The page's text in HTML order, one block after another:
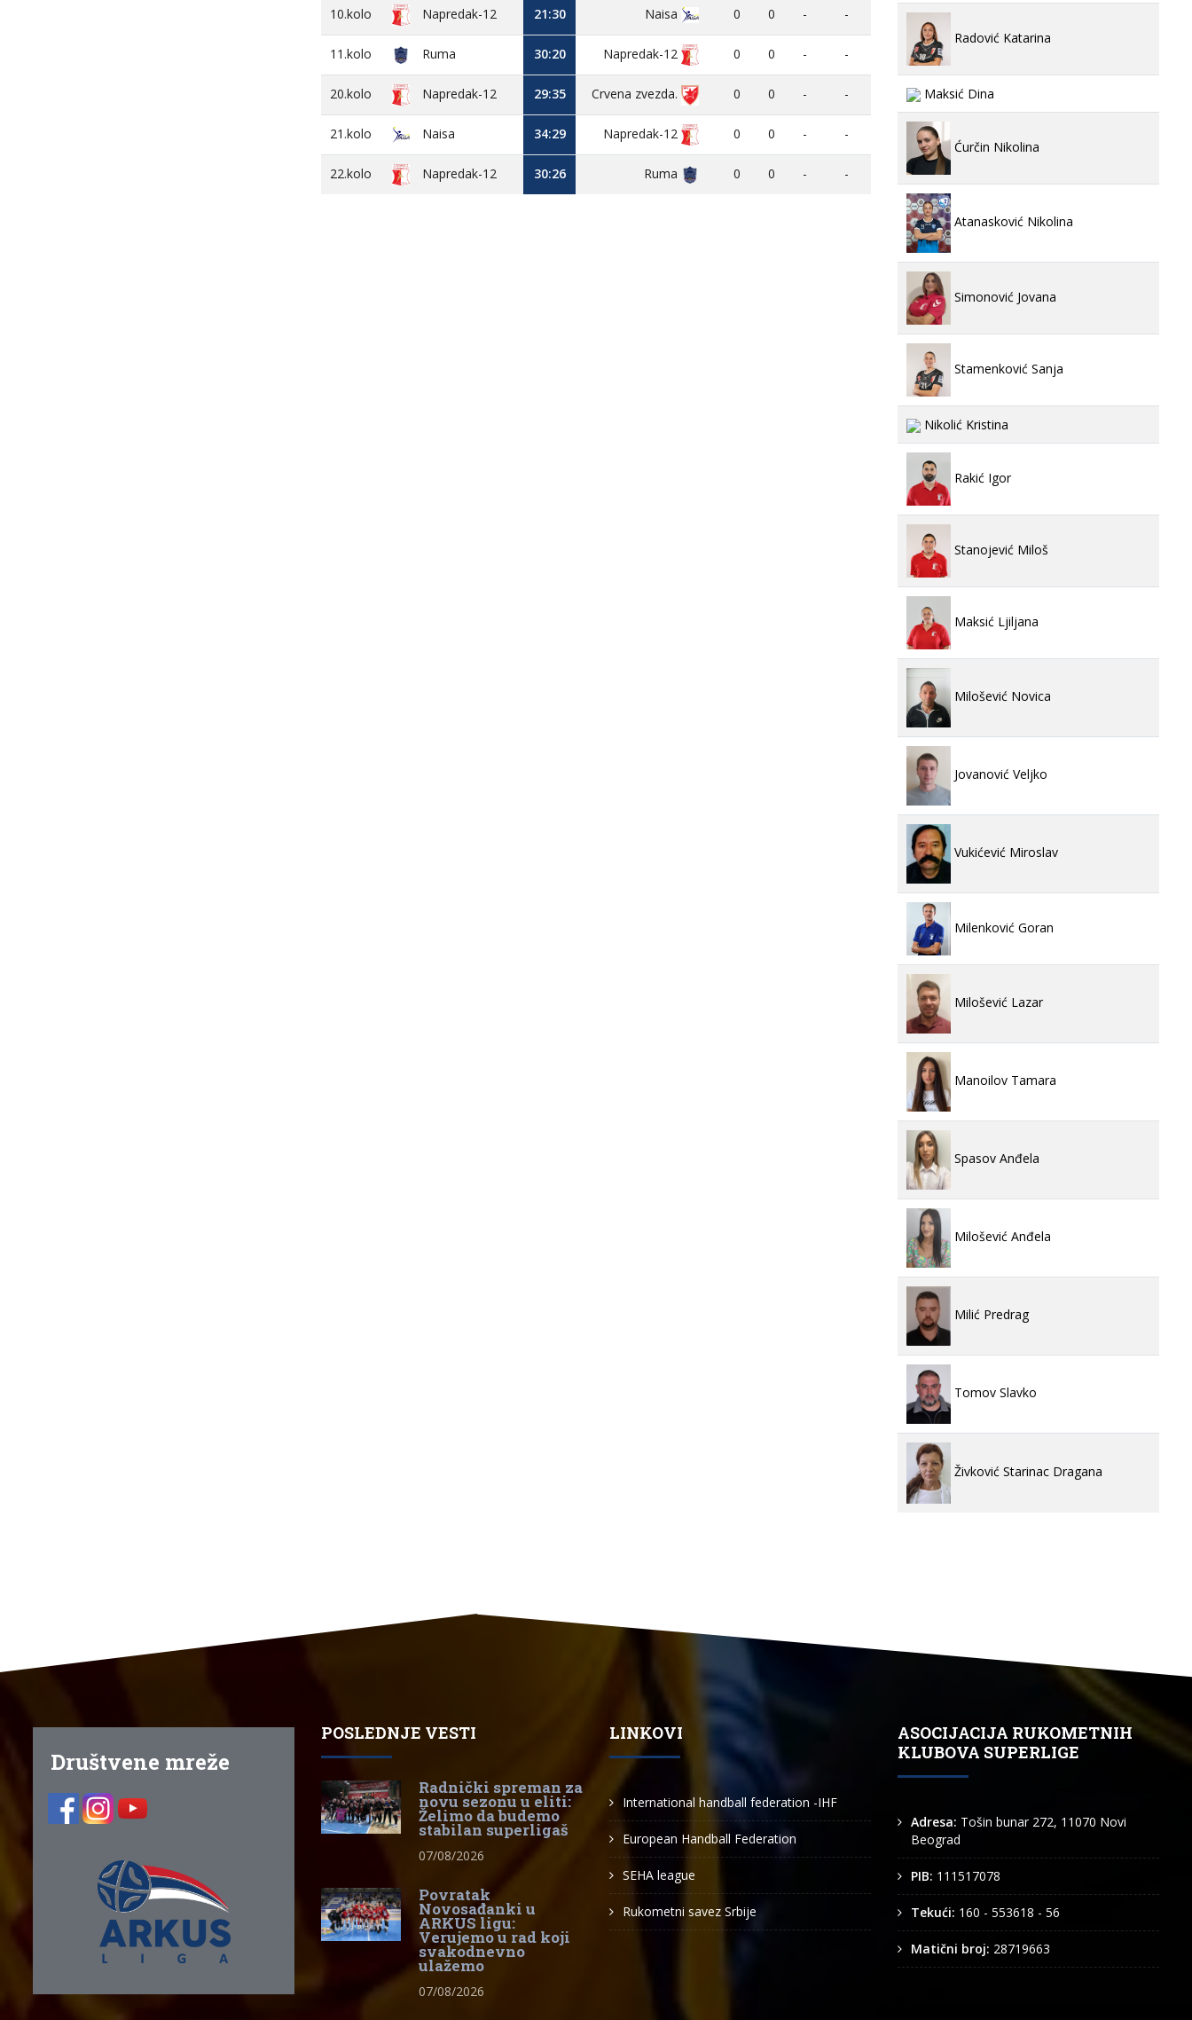
10.kolo Napredak-12 21:30 Naisa 0 0 - -
11.kolo Ruma 30:20 Napredak-12 0 0 - -
20.kolo Napredak-12 29:35 Crvena zvezda. 0 0 - -
21.kolo Naisa 34:29 Napredak-12 0 0 - -
22.kolo Napredak-12 30:26 Ruma 0 0 - -
Radović Katarina
Maksić Dina
Ćurčin Nikolina
Atanasković Nikolina
Simonović Jovana
Stamenković Sanja
Nikolić Kristina
Rakić Igor
Stanojević Miloš
Maksić Ljiljana
Milošević Novica
Jovanović Veljko
Vukićević Miroslav
Milenković Goran
Milošević Lazar
Manoilov Tamara
Spasov Anđela
Milošević Anđela
Milić Predrag
Tomov Slavko
Živković Starinac Dragana
Društvene mreže
POSLEDNJE VESTI
Radnički spreman za
novu sezonu u eliti:
Želimo da budemo
stabilan superligaš
07/08/2026
Povratak
Novosađanki u
ARKUS ligu:
Verujemo u rad koji
svakodnevno
ulažemo
07/08/2026
LINKOVI
International handball federation -IHF
European Handball Federation
SEHA league
Rukometni savez Srbije
ASOCIJACIJA RUKOMETNIH
KLUBOVA SUPERLIGE
Adresa: Tošin bunar 272, 11070 Novi
Beograd
PIB: 111517078
Tekući: 160 - 553618 - 56
Matični broj: 28719663